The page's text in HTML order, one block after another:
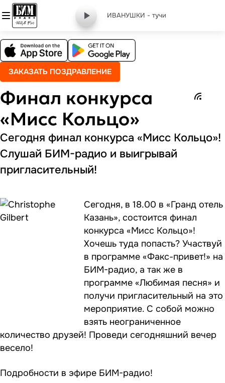
ИВАНУШКИ - тучи
ЗАКАЗАТЬ ПОЗДРАВЛЕНИЕ
Финал конкурса
«Мисс Кольцо»
Сегодня финал конкурса «Мисс Кольцо»!
Слушай БИМ-радио и выигрывай
пригласительный!
Сегодня, в 18.00 в «Гранд отель
Казань», состоится финал
конкурса «Мисс Кольцо»!
Хочешь туда попасть? Участвуй
в программе «Факс-привет!» на
БИМ-радио, а так же в
программе «Любимая песня» и
получи пригласительный на это
мероприятие. С собой можно
взять неограниченное
количество друзей! Проведи сегодняшний вечер
весело!
Подробности в эфире БИМ-радио!